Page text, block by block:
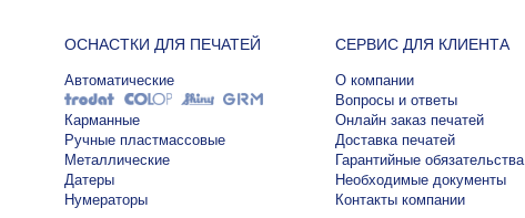
ОСНАСТКИ ДЛЯ ПЕЧАТЕЙ
Автоматические
Карманные
Ручные пластмассовые
Металлические
Датеры
Нумераторы
СЕРВИС ДЛЯ КЛИЕНТА
О компании
Вопросы и ответы
Онлайн заказ печатей
Доставка печатей
Гарантийные обязательства
Необходимые документы
Контакты компании